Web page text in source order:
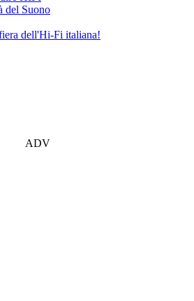
del Suono
dell'Hi-Fi italiana!
ADV